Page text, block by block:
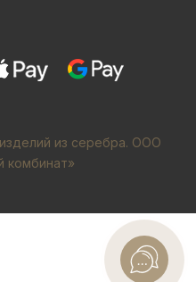
из серебра. ООО
комбинат»